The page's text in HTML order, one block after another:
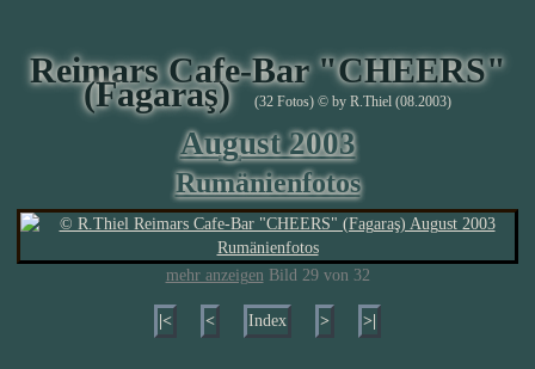
Reimars Cafe-Bar "CHEERS"
(Fagaraş) (32 Fotos) © by R.Thiel (08.2003)
August 2003
Rumänienfotos
mehr anzeigen Bild 29 von 32
|< < Index > >|